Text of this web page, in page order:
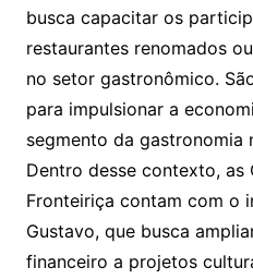
busca capacitar os
restaurantes renomados
no setor gastronômico.
para impulsionar a
segmento da gastronomia
Dentro desse contexto, as
Fronteiriça contam com o
Gustavo, que busca
financeiro a projetos